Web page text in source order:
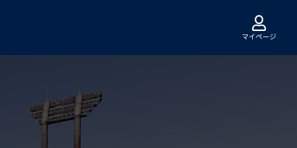
マイページ